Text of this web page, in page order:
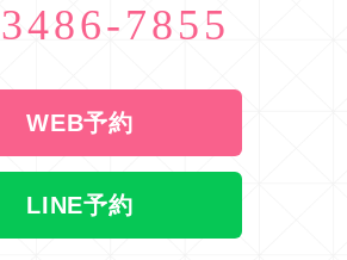
7855
WEB予約
LINE予約